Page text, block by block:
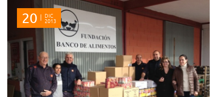
20 DIC
2013